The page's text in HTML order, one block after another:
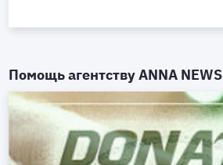
Помощь агентствуANNA NEWS